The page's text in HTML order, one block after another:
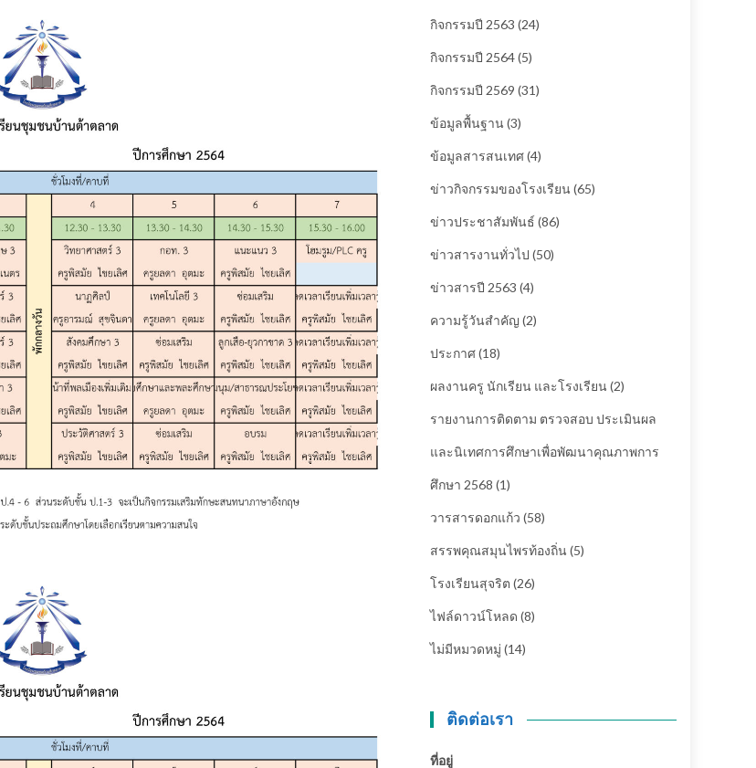
กิจกรรมปี 2563 (24)
กิจกรรมปี 2564(5)
กิจกรรมปี 2569 (31)
ข้อมูลพื้นฐาน (3)
ข้อมูลสารสนเทศ(4)
ข่าวกิจกรรมของโรงเรียน (65)
ข่าวประชาสัมพันธ์ (86)
ข่าวสารงานทั่วไป (50)
ข่าวสารปี 2563 (4)
ความรู้วันสำคัญ (2)
ประกาศ(18)
ผลงานครู นักเรียน และโรงเรียน (2)
รายงานการติดตาม ตรวจสอบ ประเมินผล
และนิเทศการศึกษาเพื่อพัฒนาคุณภาพการ
ศึกษา 2568 (1)
วารสารดอกแก้ว (58)
สรรพคุณสมุนไพรท้องถิ่น (5)
โรงเรียนสุจริต (26)
ไฟล์ดาวน์โหลด (8)
ไม่มีหมวดหมู่ (14)
ติดต่อเรา
ที่อยู่